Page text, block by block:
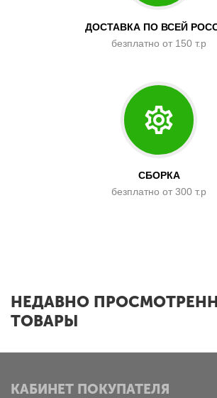
ДОСТАВКА ПО ВСЕЙ
безплатно от 150 т.р
СБОРКА
безплатно от 300 т.р
НЕДАВНО
ТОВАРЫ
КАБИНЕТ ПОКУПАТЕЛЯ